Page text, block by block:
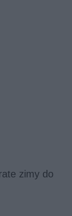
zimy do